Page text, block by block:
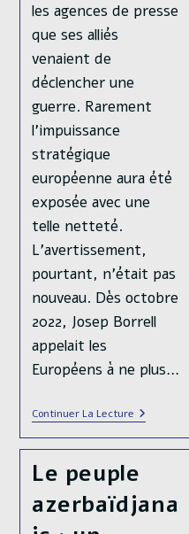
les agences de presse
que ses alliés
venaient de
déclencher une
guerre. Rarement
l’impuissance
stratégique
européenne aura été
exposée avec une
telle netteté.
L’avertissement,
pourtant, n’était pas
nouveau. Dès octobre
2022, Josep Borrell
appelait les
Européens à ne plus…
Continuer La LectureL’Europe
«
Herbivore
»
Face
À
La
Guerre
Le peuple
azerbaïdjana
Publication
publiée :
16/06/2025
Auteur/autrice
de
publication :
Julien Lazzarotto
Temps
de
16 mins read
Post
category:
Analyses / Russie / Ukraine
Guerre en Ukraine -
Chapitre 5 (interlude)
: Parlons de logistique
industrielle La
présente série
d’articles est dédiée
à une analyse
stratégique du
conflit ukrainien, afin
de synthétiser aussi
possible les grandes
dynamiques de la
guerre telles que
nous les percevons.
Cependant, il y aurait
tellement de choses à